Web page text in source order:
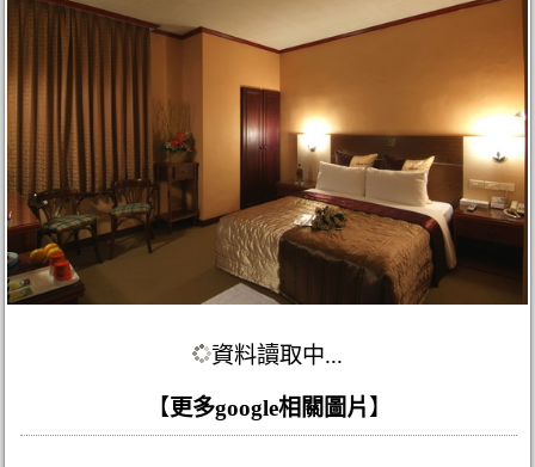
資料讀取中...
【更多google相關圖片】